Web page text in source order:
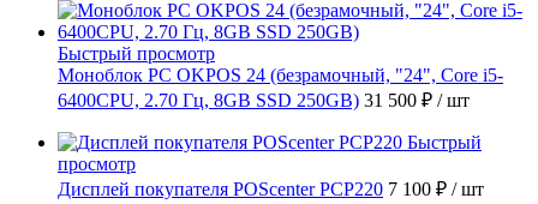
Быстрый просмотр
Моноблок PC OKPOS 24 (безрамочный, "24", Core i5-
6400CPU, 2.70 Гц, 8GB SSD 250GB) 31 500 ₽ / шт
Быстрый
просмотр
Дисплей покупателя POScenter PCP220 7 100 ₽ / шт